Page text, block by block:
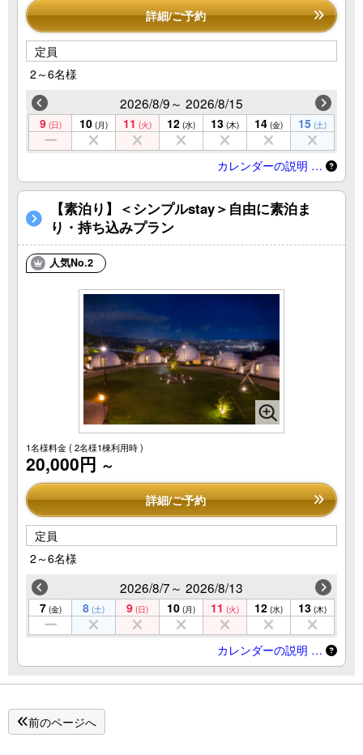
詳細/ご予約
定員
2～6名様
2026/8/9～ 2026/8/15
9 (日) 10 (月) 11 (火) 12 (水) 13 (木) 14 (金) 15 (土)
カレンダーの説明 …
【素泊り】＜シンプルstay＞自由に素泊ま
り・持ち込みプラン
人気No.2
1名様料金( 2名様1棟利用時 )
20,000円 ～
詳細/ご予約
定員
2～6名様
2026/8/7～ 2026/8/13
7 (金) 8 (土) 9 (日) 10 (月) 11 (火) 12 (水) 13 (木)
カレンダーの説明 …
前のページへ